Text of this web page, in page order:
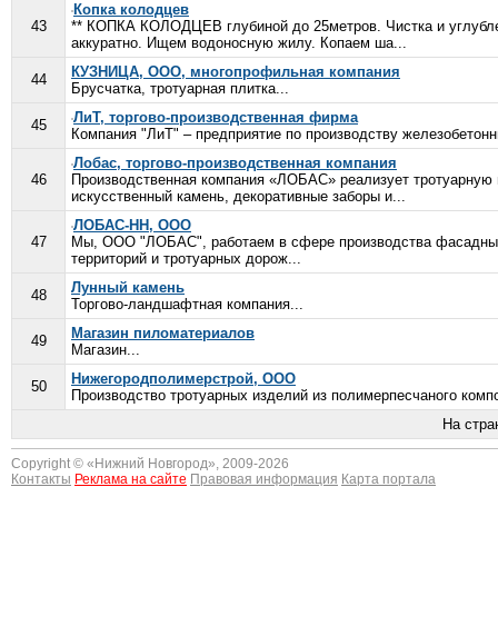
43
Копка колодцев
** КОПКА КОЛОДЦЕВ глубиной до 25метров. Чистка и
аккуратно. Ищем водоносную жилу. Копаем ша...
44
КУЗНИЦА, ООО, многопрофильная компания
Брусчатка, тротуарная плитка...
45
ЛиТ, торгово-производственная фирма
Компания "ЛиТ" – предприятие по производству
46
Лобас, торгово-производственная компания
Производственная компания «ЛОБАС» реализует
искусственный камень, декоративные заборы и...
47
ЛОБАС-НН, ООО
Мы, ООО "ЛОБАС", работаем в сфере производства
территорий и тротуарных дорож...
48
Лунный камень
Торгово-ландшафтная компания...
49
Магазин пиломатериалов
Магазин...
50
Нижегородполимерстрой, ООО
Производство тротуарных изделий из полимерпесчаного
На
Copyright © « Нижний Новгород», 2009-2026
Контакты Реклама на сайте Правовая информация Карта портала